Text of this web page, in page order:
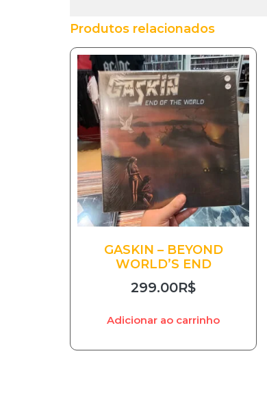
Produtos relacionados
GASKIN – BEYOND
WORLD’S END
299.00R$
Adicionar ao carrinho